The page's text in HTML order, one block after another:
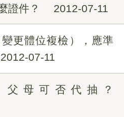
證件？ 2012-07-11
更體位複檢），應準
2012-07-11
父母可否代抽？